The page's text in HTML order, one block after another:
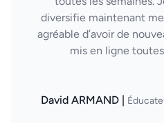
diversifie maintenant
agréable d’avoir de
mis en ligne
David ARMAND |